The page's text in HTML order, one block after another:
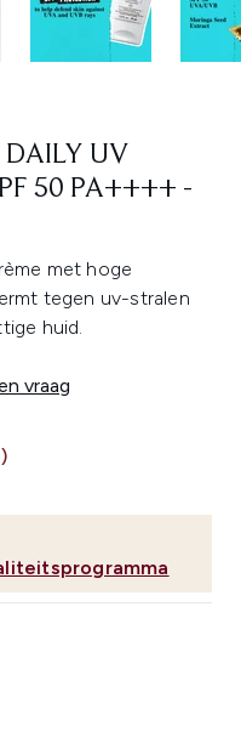
DAILY UV
50 PA++++ -
met hoge
tegen uv-stralen
huid.
vraag
PRICE: